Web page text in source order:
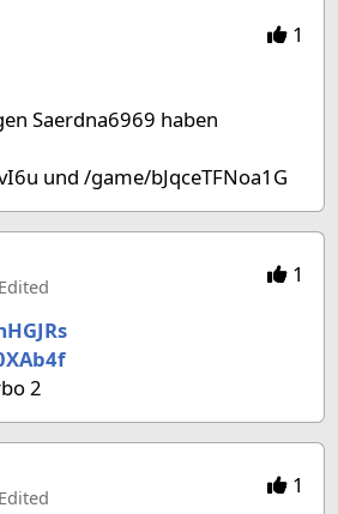
Feb '26 1
Saerdna6969 haben
und /game/bJqceTFNoa1G
Feb '26
Edited 1
2
Feb '26
Edited 1